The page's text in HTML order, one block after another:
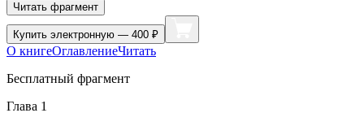
Читать фрагмент
Купить электронную — 400 ₽
О книгеОглавлениеЧитать
Бесплатный фрагмент
Глава 1